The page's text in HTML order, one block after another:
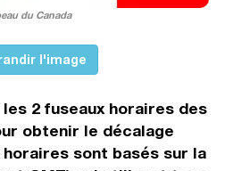
du Canada
l'image
2 fuseaux horaires des
obtenir le décalage
sont basés sur la